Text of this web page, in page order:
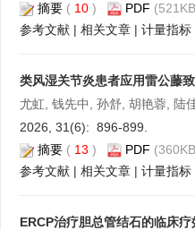
摘要 ( 10 ) PDF
参考文献 | 相关文章 | 计量指标
类风湿关节炎患者应用雷公藤
尤虹, 钱先中, 孙舒, 胡艳蓉, 陆
2026, 31(6): 896-899.
摘要 ( 13 ) PDF
参考文献 | 相关文章 | 计量指标
ERCP治疗胆总管结石的临床